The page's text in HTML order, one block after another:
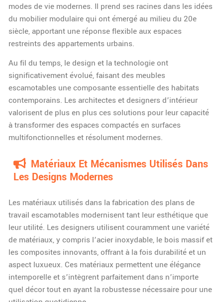
modes de vie modernes. Il prend ses racines dans les idées
du mobilier modulaire qui ont émergé au milieu du 20e
siècle, apportant une réponse flexible aux espaces
restreints des appartements urbains.
Au fil du temps, le design et la technologie ont
significativement évolué, faisant des meubles
escamotables une composante essentielle des habitats
contemporains. Les architectes et designers d’intérieur
valorisent de plus en plus ces solutions pour leur capacité
à transformer des espaces compactés en surfaces
multifonctionnelles et résolument modernes.
Matériaux Et Mécanismes Utilisés Dans
Les Designs Modernes
Les matériaux utilisés dans la fabrication des plans de
travail escamotables modernisent tant leur esthétique que
leur utilité. Les designers utilisent couramment une variété
de matériaux, y compris l’acier inoxydable, le bois massif et
les composites innovants, offrant à la fois durabilité et un
aspect luxueux. Ces matériaux permettent une élégance
intemporelle et s’intègrent parfaitement dans n’importe
quel décor tout en ayant la robustesse nécessaire pour une